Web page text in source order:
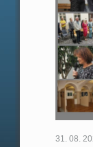
31. 08.